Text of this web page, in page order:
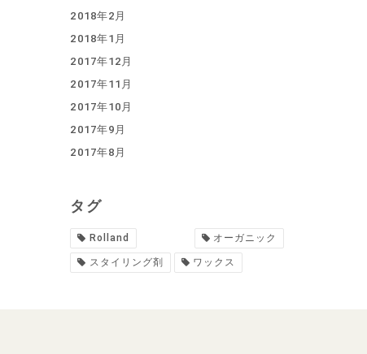
2018年2月
2018年1月
2017年12月
2017年11月
2017年10月
2017年9月
2017年8月
タグ
Rolland オーガニック
スタイリング剤 ワックス